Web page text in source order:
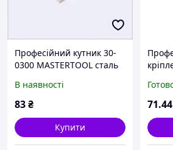
Професійний кутник 30-
0300 MASTERTOOL сталь
В наявності
83₴
Купити
71.44